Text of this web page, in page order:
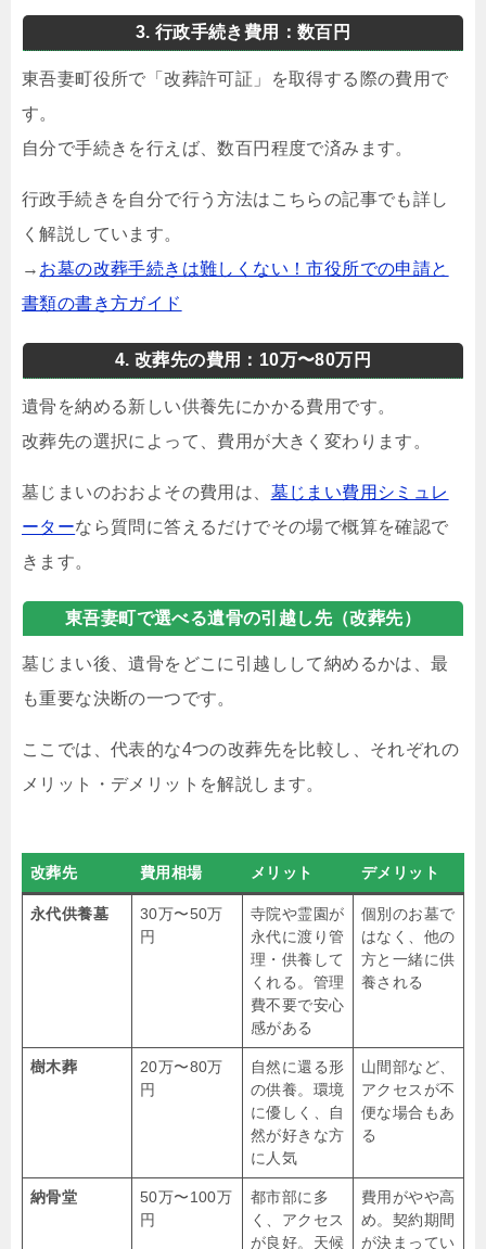
3. 行政手続き費用：数百円
東吾妻町役所で「改葬許可証」を取得する際の費用で
す。
自分で手続きを行えば、数百円程度で済みます。
行政手続きを自分で行う方法はこちらの記事でも詳し
く解説しています。
→ お墓の改葬手続きは難しくない！市役所での申請と
書類の書き方ガイド
4. 改葬先の費用：10万〜80万円
遺骨を納める新しい供養先にかかる費用です。
改葬先の選択によって、費用が大きく変わります。
墓じまいのおおよその費用は、 墓じまい費用シミュレ
ーターなら質問に答えるだけでその場で概算を確認で
きます。
東吾妻町で選べる遺骨の引越し先（改葬先）
墓じまい後、遺骨をどこに引越しして納めるかは、最
も重要な決断の一つです。
ここでは、代表的な4つの改葬先を比較し、それぞれの
メリット・デメリットを解説します。
改葬先 費用相場 メリット デメリット
永代供養墓
30万〜50万
円
寺院や霊園が
永代に渡り管
理・供養して
くれる。管理
費不要で安心
感がある
個別のお墓で
はなく、他の
方と一緒に供
養される
樹木葬
20万〜80万
円
自然に還る形
の供養。環境
に優しく、自
然が好きな方
に人気
山間部など、
アクセスが不
便な場合もあ
る
納骨堂
50万〜100万
円
都市部に多
く、アクセス
が良好。天候
費用がやや高
め。契約期間
が決まってい